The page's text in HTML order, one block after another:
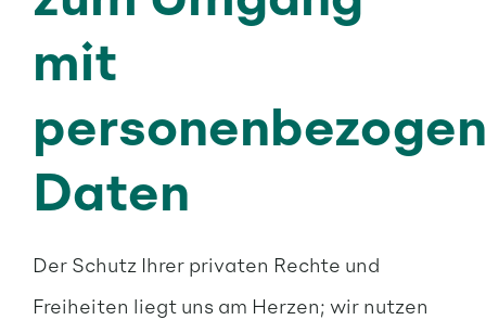
mit
Daten
Der Schutz Ihrer privaten Rechte und
Freiheiten liegt uns am Herzen; wir nutzen